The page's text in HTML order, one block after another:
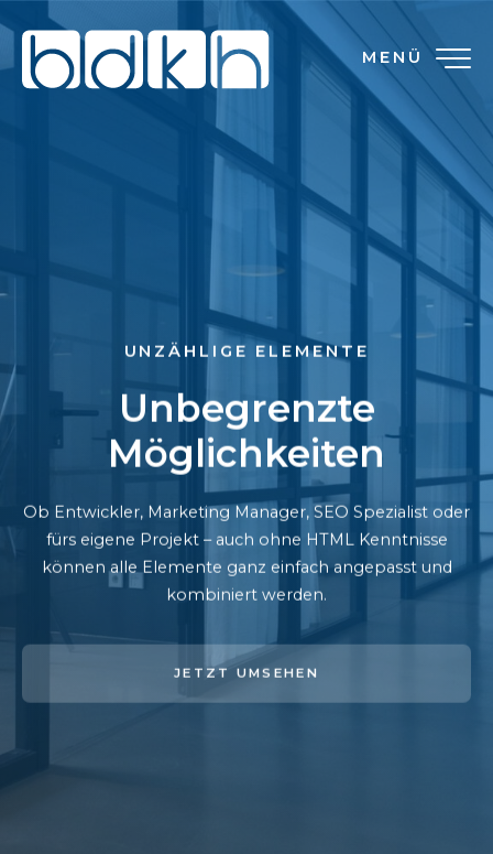
MENÜ
UNZÄHLIGE ELEMENTE
Unbegrenzte
Möglichkeiten
Ob Entwickler, Marketing Manager, SEO Spezialist oder
fürs eigene Projekt – auch ohne HTML Kenntnisse
können alle Elemente ganz einfach angepasst und
kombiniert werden.
JETZT UMSEHEN